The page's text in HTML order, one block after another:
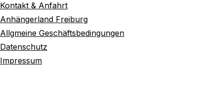
Kontakt & Anfahrt
Anhängerland Freiburg
Allgmeine Geschäftsbedingungen
Datenschutz
Impressum